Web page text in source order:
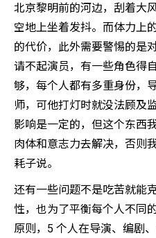
北京黎明前的河边，刮着大
空地上坐着发抖。而体力上
的代价，此外需要警惕的是
请不起演员，有一些角色得
够，每个人都有多重身份，
师，可他打灯时就没法顾及
影响是一定的，但这个东西
肉体和意志力去解决，否则
耗子说。
还有一些问题不是吃苦就能
性，也为了平衡每个人不同
原则，5 个人在导演、编剧